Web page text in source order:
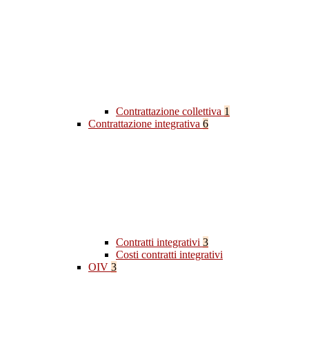
Contrattazione collettiva 1
Contrattazione integrativa 6
Contratti integrativi 3
Costi contratti integrativi
OIV 3